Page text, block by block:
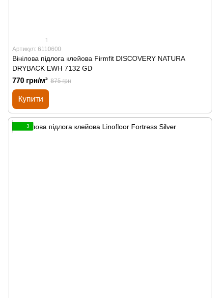
1
Артикул: 6110600
Вінілова підлога клейова Firmfit DISCOVERY NATURA
DRYBACK EWH 7132 GD
770 грн/м² 875 грн
Купити
3